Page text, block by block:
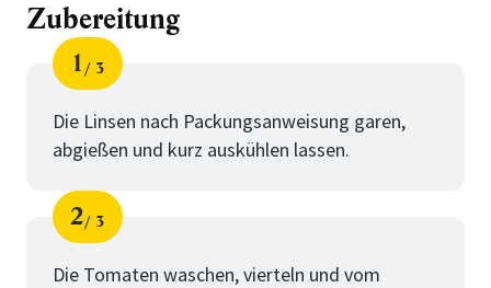
Zubereitung
Schritt
1
von
3
Die Linsen nach Packungsanweisung garen,
abgießen und kurz auskühlen lassen.
Schritt
2
von
3
Die Tomaten waschen, vierteln und vom